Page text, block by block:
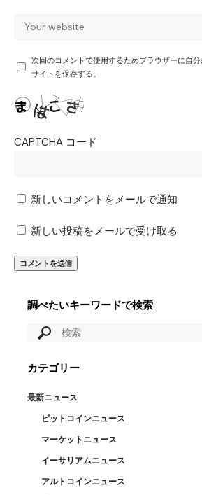
次回のコメントで使用するためブラウザーに自分
サイトを保存する。
CAPTCHA コード
新しいコメントをメールで通知
新しい投稿をメールで受け取る
調べたいキーワードで検索
カテゴリー
最新ニュース
ビットコインニュース
マーケットニュース
イーサリアムニュース
アルトコインニュース